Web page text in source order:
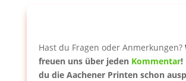
Hast du Fragen oder Anmerkungen?
freuen uns über jeden Kommentar!
du die Aachener Printen schon